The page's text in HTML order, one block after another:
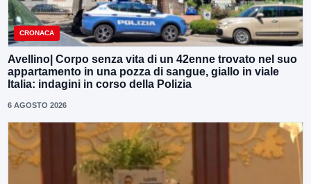
CRONACA
Avellino| Corpo senza vita di un 42enne trovato nel suo
appartamento in una pozza di sangue, giallo in viale
Italia: indagini in corso della Polizia
6 AGOSTO 2026